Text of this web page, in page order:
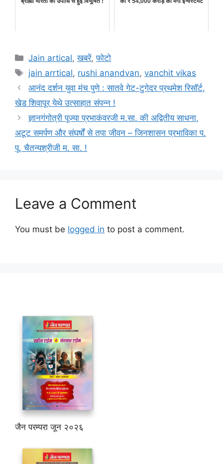
Categories
Jain artical,खबरें,फोटो
Tags
jain arrtical, rushi anandvan,vanchit vikas
आनंद दर्शन युवा मंच पुणे : सातवे गेट-टुगेदर प्रथमेश रिसॉर्ट,
खेड शिवापूर येथे उत्साहात संपन्न !
ज्ञानगंगोत्री पूज्या प्रभाकंवरजी म.सा. की अद्वितीय साधना,
अटूट समर्पण और संघर्षों से तपा जीवन – जिनशासन प्रभाविका प.
पू. चैतन्यश्रीजी म. सा. !
Leave a Comment
You must be logged in to post a comment.
जैन परम्परा जून २०२६